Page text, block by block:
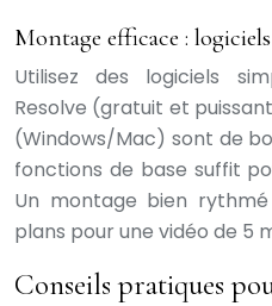
Montage efficace :
Utilisez des logiciels
Resolve (gratuit et
(Windows/Mac) sont de
fonctions de base suffit
Un montage bien
plans pour une vidéo de 5
Conseils pratiques